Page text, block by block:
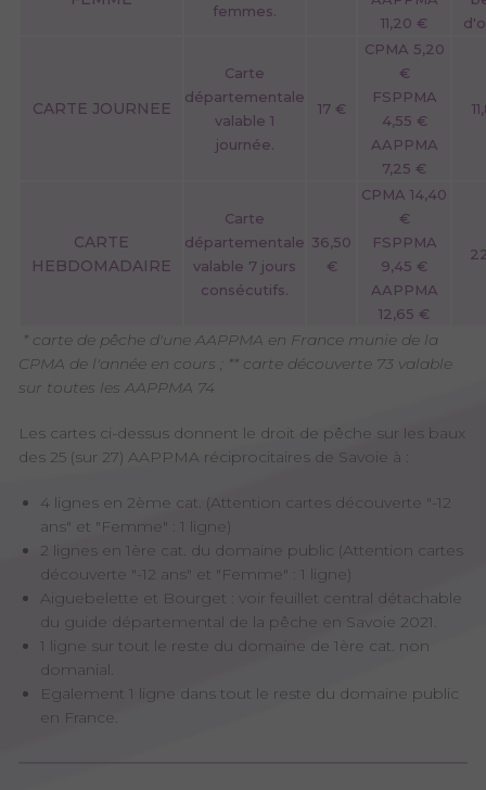
femmes.
11,20 €
CARTE JOURNEE
Carte
départementale
valable 1
journée.
17 €
CPMA 5,20
€
FSPPMA
4,55 €
AAPPMA
7,25 €
CARTE
HEBDOMADAIRE
Carte
départementale
valable 7 jours
consécutifs.
36,50
€
CPMA 14,40
€
FSPPMA
9,45 €
AAPPMA
12,65 €
* carte de pêche d'une AAPPMA en France munie de la
CPMA de l'année en cours ; ** carte découverte 73 valable
sur toutes les AAPPMA 74
Les cartes ci-dessus donnent le droit de pêche sur les baux
des 25 (sur 27) AAPPMA réciprocitaires de Savoie à :
4 lignes en 2ème cat. (Attention cartes découverte "-12
ans" et "Femme" : 1 ligne)
2 lignes en 1ère cat. du domaine public (Attention cartes
découverte "-12 ans" et "Femme" : 1 ligne)
Aiguebelette et Bourget : voir feuillet central détachable
du guide départemental de la pêche en Savoie 2021.
1 ligne sur tout le reste du domaine de 1ère cat. non
domanial.
Egalement 1 ligne dans tout le reste du domaine public
en France.